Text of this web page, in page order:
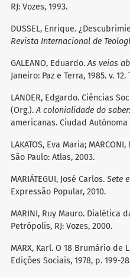
RJ: Vozes, 1993.
DUSSEL, Enrique.
Revista Internacional de
GALEANO, Eduardo.As veias
Janeiro: Paz e Terra, 1985. v.
LANDER, Edgardo. Ciências
(Org.).A colonialidade do saber
americanas. Ciudad
LAKATOS, Eva Maria;
São Paulo: Atlas, 2003.
MARIÁTEGUI, José Carlos. Sete
Expressão Popular, 2010.
MARINI, Ruy Mauro. Dialética
Petrópolis, RJ: Vozes, 2000.
MARX, Karl. O 18 Brumário de
Edições Sociais, 1978, p. 199-